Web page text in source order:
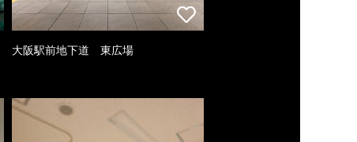
大阪駅前地下道 東広場